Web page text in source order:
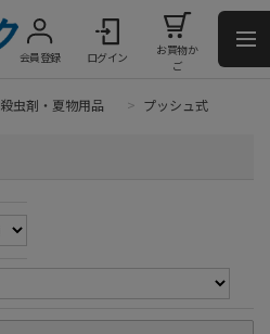
会員登録 ログイン
お買物か
ご
殺虫剤・夏物用品 > プッシュ式